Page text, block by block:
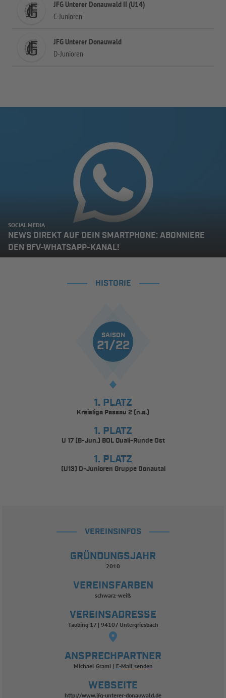
JFG Unterer Donauwald II (U14)
C-Junioren
JFG Unterer Donauwald
D-Junioren
SOCIAL MEDIA
NEWS DIREKT AUF DEIN SMARTPHONE: ABONNIERE
DEN BFV-WHATSAPP-KANAL!
HISTORIE
SAISON
21/22
1. PLATZ
Kreisliga Passau 2 (n.a.)
1. PLATZ
U 17 (B-Jun.) BOL Quali-Runde Ost
1. PLATZ
(U13) D-Junioren Gruppe Donautal
VEREINSINFOS
GRÜNDUNGSJAHR
2010
VEREINSFARBEN
schwarz-weiß
VEREINSADRESSE
Taubing 17 | 94107 Untergriesbach
ANSPRECHPARTNER
Michael Graml E-Mail senden
WEBSEITE
http://www.jfg-unterer-donauwald.de